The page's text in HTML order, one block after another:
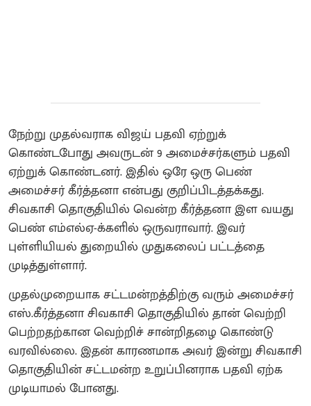
நேற்று முதல்வராக விஜய் பதவி ஏற்றுக்
கொண்டபோது அவருடன் 9 அமைச்சர்களும் பதவி
ஏற்றுக் கொண்டனர். இதில் ஒரே ஒரு பெண்
அமைச்சர் கீர்த்தனா என்பது குறிப்பிடத்தக்கது.
சிவகாசி தொகுதியில் வென்ற கீர்த்தனா இள வயது
பெண் எம்எல்ஏ-க்களில் ஒருவராவார். இவர்
புள்ளியியல் துறையில் முதுகலைப் பட்டத்தை
முடித்துள்ளார்.
முதல்முறையாக சட்டமன்றத்திற்கு வரும் அமைச்சர்
எஸ்.கீர்த்தனா சிவகாசி தொகுதியில் தான் வெற்றி
பெற்றதற்கான வெற்றிச் சான்றிதழை கொண்டு
வரவில்லை. இதன் காரணமாக அவர் இன்று சிவகாசி
தொகுதியின் சட்டமன்ற உறுப்பினராக பதவி ஏற்க
முடியாமல் போனது.